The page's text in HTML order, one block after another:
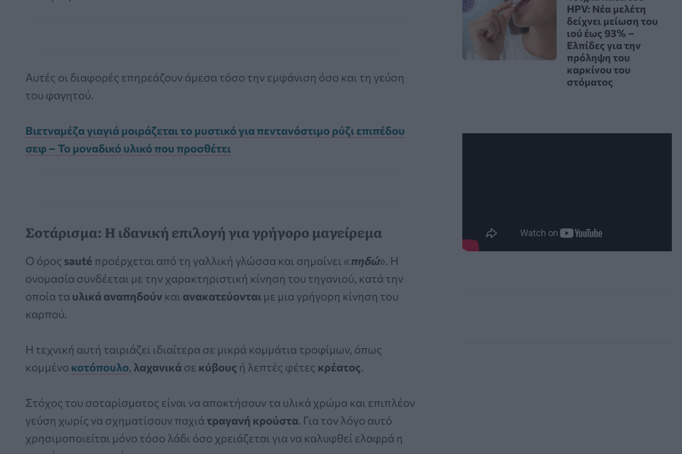
Αυτές οι διαφορές επηρεάζουν άμεσα τόσο την εμφάνιση όσο και τη γεύση
του φαγητού.
Βιετναμέζα γιαγιά μοιράζεται το μυστικό για πεντανόστιμο ρύζι επιπέδου
σεφ – Το μοναδικό υλικό που προσθέτει
Σοτάρισμα: Η ιδανική επιλογή για γρήγορο μαγείρεμα
Ο όρος sauté προέρχεται από τη γαλλική γλώσσα και σημαίνει «πηδώ». Η
ονομασία συνδέεται με την χαρακτηριστική κίνηση του τηγανιού, κατά την
οποία τα υλικά αναπηδούν και ανακατεύονται με μια γρήγορη κίνηση του
καρπού.
Η τεχνική αυτή ταιριάζει ιδιαίτερα σε μικρά κομμάτια τροφίμων, όπως
κομμένο κοτόπουλο, λαχανικά σε κύβους ή λεπτές φέτες κρέατος.
Στόχος του σοταρίσματος είναι να αποκτήσουν τα υλικά χρώμα και επιπλέον
γεύση χωρίς να σχηματίσουν παχιάτραγανή κρούστα. Για τον λόγο αυτό
χρησιμοποιείται μόνο τόσο λάδι όσο χρειάζεται για να καλυφθεί ελαφρά η
HPV: Νέα μελέτη
δείχνει μείωση του
ιού έως 93% –
Ελπίδες για την
πρόληψη του
καρκίνου του
στόματος